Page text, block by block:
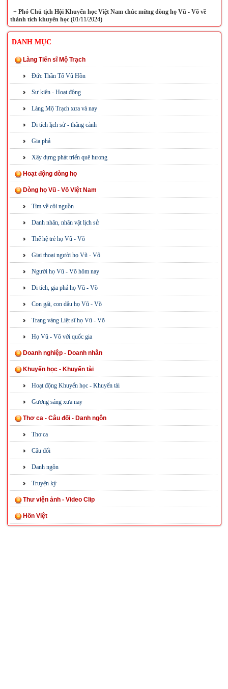
+Phó Chủ tịch Hội Khuyến học Việt Nam chúc mừng dòng họ Vũ - Võ về
thành tích khuyến học(01/11/2024)
DANH MỤC
Làng Tiến sĩ Mộ Trạch
Đức Thần Tổ Vũ Hồn
Sự kiện - Hoạt động
Làng Mộ Trạch xưa và nay
Di tích lịch sử - thắng cảnh
Gia phả
Xây dựng phát triển quê hương
Hoạt động dòng họ
Dòng họ Vũ - Võ Việt Nam
Tìm về cội nguồn
Danh nhân, nhân vật lịch sử
Thế hệ trẻ họ Vũ - Võ
Giai thoại người họ Vũ - Võ
Người họ Vũ - Võ hôm nay
Di tích, gia phả họ Vũ - Võ
Con gái, con dâu họ Vũ - Võ
Trang vàng Liệt sĩ họ Vũ - Võ
Họ Vũ - Võ với quốc gia
Doanh nghiệp - Doanh nhân
Khuyến học - Khuyến tài
Hoạt động Khuyến học - Khuyến tài
Gương sáng xưa nay
Thơ ca - Câu đối - Danh ngôn
Thơ ca
Câu đối
Danh ngôn
Truyện ký
Thư viện ảnh - Video Clip
Hồn Việt